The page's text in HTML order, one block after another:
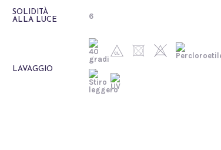
SOLIDITÀ
ALLA LUCE
6
LAVAGGIO